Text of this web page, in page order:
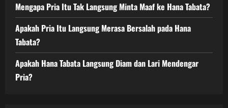
Mengapa Pria Itu Tak Langsung Minta Maaf ke Hana Tabata?
Apakah Pria Itu Langsung Merasa Bersalah pada Hana
Tabata?
Apakah Hana Tabata Langsung Diam dan Lari Mendengar
Pria?